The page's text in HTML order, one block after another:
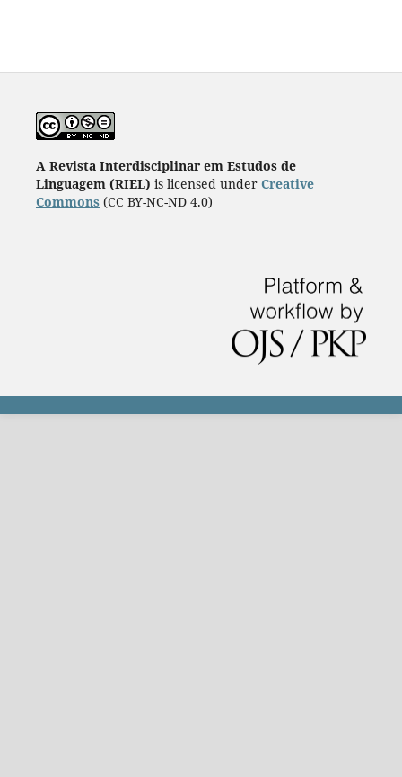
A Revista Interdisciplinar em Estudos de
Linguagem (RIEL) is licensed under Creative
Commons(CC BY-NC-ND 4.0)